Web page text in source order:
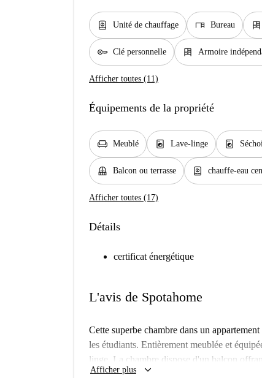
water_heater Unité de chauffage desk Bureau dresser
key Clé personnelle dresser Armoire
Afficher toutes (11)
Équipements de la propriété
chair Meublé local_laundry_service Lave-linge local_laundry_service
balcony Balcon ou terrasse water_heater chauffe-eau
Afficher toutes (17)
Détails
certificat énergétique
L'avis de Spotahome
Cette superbe chambre dans un
les étudiants. Entièrement meublée et
linge. La chambre dispose d'un balcon
gaz et Wi-Fi) sont comprises dans le loyer.
Afficher plus keyboard_arrow_down